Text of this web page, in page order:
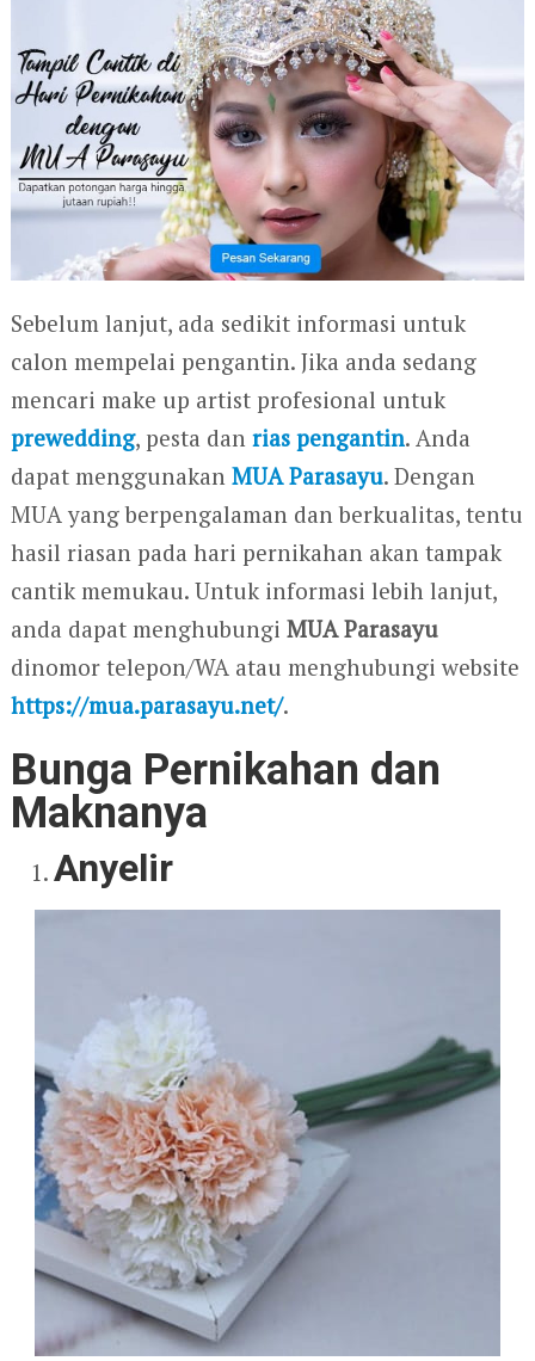
Sebelum lanjut, ada sedikit informasi untuk
calon mempelai pengantin. Jika anda sedang
mencari make up artist profesional untuk
prewedding, pesta dan rias pengantin. Anda
dapat menggunakan MUA Parasayu. Dengan
MUA yang berpengalaman dan berkualitas, tentu
hasil riasan pada hari pernikahan akan tampak
cantik memukau. Untuk informasi lebih lanjut,
anda dapat menghubungi MUA Parasayu
dinomor telepon/WA atau menghubungi website
https://mua.parasayu.net/.
Bunga Pernikahan dan
Maknanya
Anyelir